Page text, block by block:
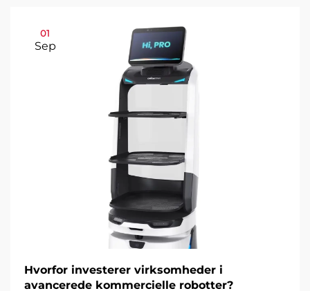
01
Sep
Hvorfor investerer virksomheder i
avancerede kommercielle robotter?